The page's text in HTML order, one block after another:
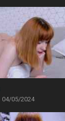
04/05/2024